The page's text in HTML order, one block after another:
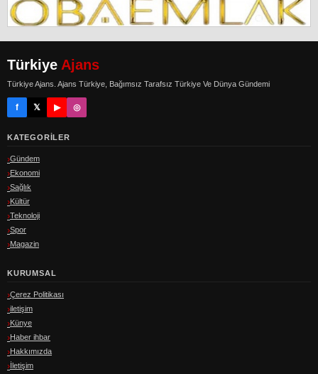
Türkiye Ajans
Türkiye Ajans. Ajans Türkiye, Bağımsız Tarafsız Türkiye Ve Dünya Gündemi
f 𝕏 ▶ ◎
KATEGORILER
Gündem
Ekonomi
Sağlık
Kültür
Teknoloji
Spor
Magazin
KURUMSAL
Çerez Politikası
iletişim
Künye
Haber ihbar
Hakkımızda
İletişim